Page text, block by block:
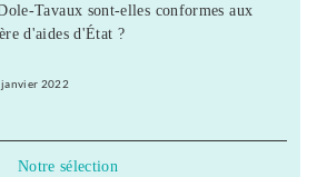
Tavaux sont-elles conformes aux
d'aides d'État ?
janvier 2022
Notre sélection